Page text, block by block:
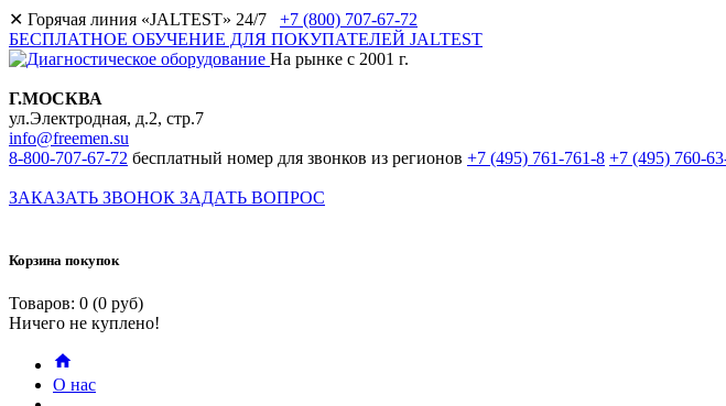
✕ Горячая линия «JALTEST» 24/7 +7 (800) 707-67-72
БЕСПЛАТНОЕ ОБУЧЕНИЕ ДЛЯ ПОКУПАТЕЛЕЙ JALTEST
На рынке с 2001 г.
Г.МОСКВА
ул.Электродная, д.2, стр.7
info@freemen.su
8-800-707-67-72 бесплатный номер для звонков из регионов +7 (495) 761-761-8 +7 (495) 760-
ЗАКАЗАТЬ ЗВОНОК ЗАДАТЬ ВОПРОС
Корзина покупок
Товаров: 0 (0 руб)
Ничего не куплено!
О нас